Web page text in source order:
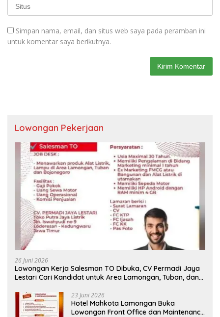
Simpan nama, email, dan situs web saya pada peramban ini
untuk komentar saya berikutnya.
Lowongan Pekerjaan
26 Juni 2026
Lowongan Kerja Salesman TO Dibuka, CV Permadi Jaya
Lestari Cari Kandidat untuk Area Lamongan, Tuban, dan
23 Juni 2026
Hotel Mahkota Lamongan Buka
Lowongan Front Office dan Maintenance